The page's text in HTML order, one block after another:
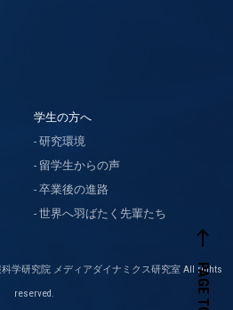
west
PAGE TOP
学生の方へ
研究環境
留学生からの声
卒業後の進路
世界へ羽ばたく先輩たち
学研究院 メディアダイナミクス研究室 All rights
reserved.